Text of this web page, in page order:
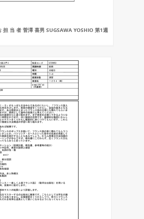
担 当 者 菅澤 喜男 SUGSAWA YOSHIO 第1週